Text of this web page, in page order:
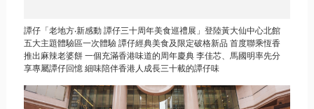
譚仔「老地方‧新感動 譚仔三十周年美食巡禮展」登陸黃大仙中心北館
五大主題體驗區一次體驗 譚仔經典美食及限定破格新品 首度聯乘恆香
推出麻辣老婆餅 一個充滿香港味道的周年慶典 李佳芯、馬國明率先分
享專屬譚仔回憶 細味陪伴香港人成長三十載的譚仔味